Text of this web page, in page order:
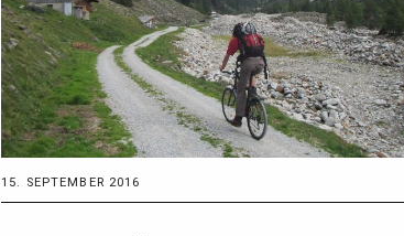
15. SEPTEMBER 2016